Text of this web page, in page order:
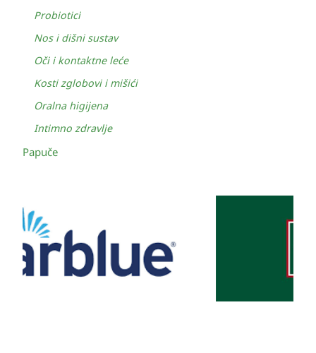
Probiotici
Nos i dišni sustav
Oči i kontaktne leće
Kosti zglobovi i mišići
Oralna higijena
Intimno zdravlje
Papuče